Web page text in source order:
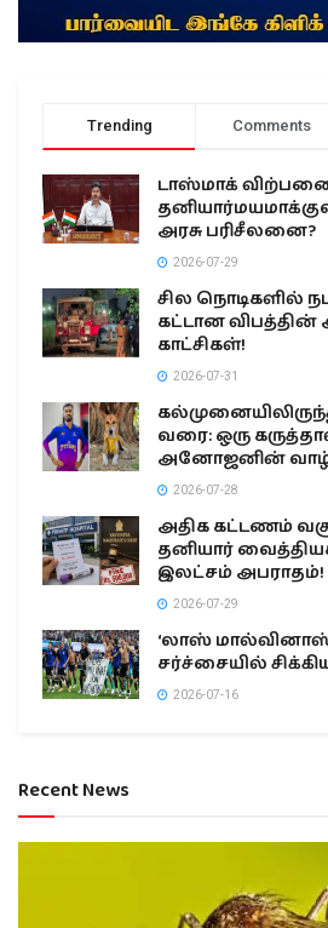
Trending Comments
டாஸ்மாக்
அரசு பரிசீலனை?
2026-07-29
சில நொடிகளில்
கட்டான விபத்தின்
காட்சிகள்!
2026-07-31
வரை: ஒரு
அனோஜனின்
2026-07-28
அதிக கட்டணம்
தனியார்
இலட்சம் அபராதம்!
2026-07-29
‘லாஸ்
சர்ச்சையில்
2026-07-16
Recent News